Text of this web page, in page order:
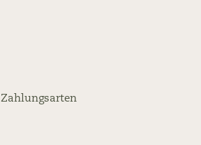
Zahlungsarten